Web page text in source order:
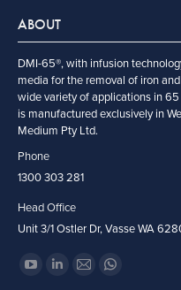
ABOUT
DMI-65®, with infusion
media for the removal of iron
wide variety of applications in
is manufactured exclusively in
Medium Pty Ltd.
Phone
1300 303 281
Head Office
Unit 3/1 Ostler Dr, Vasse WA
找到我们：
Mail Whatsapp